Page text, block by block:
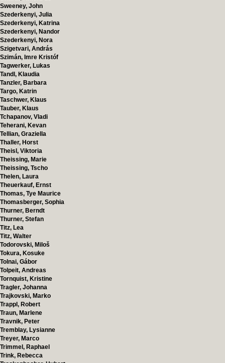
Sweeney, John
Szederkenyi, Julia
Szederkenyi, Katrina
Szederkenyi, Nandor
Szederkenyi, Nora
Szigetvari, András
Szimán, Imre Kristóf
Tagwerker, Lukas
Tandl, Klaudia
Tanzler, Barbara
Targo, Katrin
Taschwer, Klaus
Tauber, Klaus
Tchapanov, Vladi
Teherani, Kevan
Tellian, Graziella
Thaller, Horst
Theisl, Viktoria
Theissing, Marie
Theissing, Tscho
Thelen, Laura
Theuerkauf, Ernst
Thomas, Tye Maurice
Thomasberger, Sophia
Thurner, Berndt
Thurner, Stefan
Titz, Lea
Titz, Walter
Todorovski, Miloš
Tokura, Kosuke
Tolnai, Gábor
Tolpeit, Andreas
Tornquist, Kristine
Tragler, Johanna
Trajkovski, Marko
Trappl, Robert
Traun, Marlene
Travnik, Peter
Tremblay, Lysianne
Treyer, Marco
Trimmel, Raphael
Trink, Rebecca